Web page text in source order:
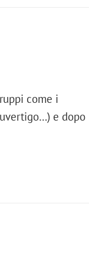
come i
e dopo